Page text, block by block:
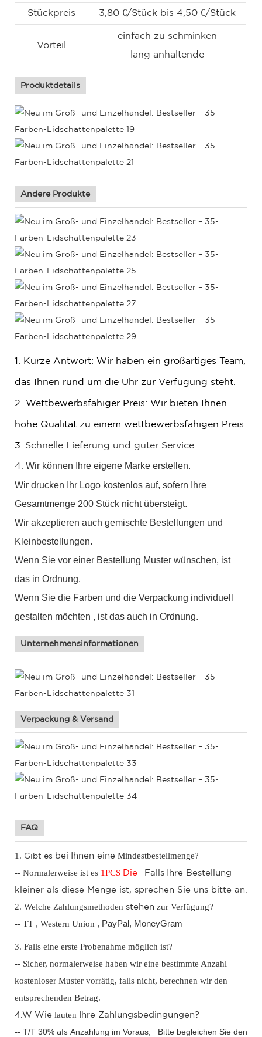
Stückpreis 3,80 €/Stück bis 4,50 €/Stück
Vorteil
einfach zu schminken
lang anhaltende
Produktdetails
Andere Produkte
1. Kurze Antwort: Wir haben ein großartiges Team,
das Ihnen rund um die Uhr zur Verfügung steht.
2. Wettbewerbsfähiger Preis: Wir bieten Ihnen
hohe Qualität zu einem wettbewerbsfähigen Preis.
3. Schnelle Lieferung und guter Service.
4. Wir können Ihre eigene Marke erstellen.
Wir drucken Ihr Logo kostenlos auf, sofern Ihre
Gesamtmenge 200 Stück nicht übersteigt.
Wir akzeptieren auch gemischte Bestellungen und
Kleinbestellungen.
Wenn Sie vor einer Bestellung Muster wünschen, ist
das in Ordnung.
Wenn Sie die Farben und die Verpackung individuell
gestalten möchten , ist das auch in Ordnung.
Unternehmensinformationen
Verpackung & Versand
FAQ
1. Gibt es bei Ihnen eine Mindestbestellmenge?
-- Normalerweise ist es 1PCS Die Falls Ihre Bestellung
kleiner als diese Menge ist, sprechen Sie uns bitte an.
2. Welche Zahlungsmethoden stehen zur Verfügung?
-- TT , Western Union , PayPal, MoneyGram
3. Falls eine erste Probenahme möglich ist?
-- Sicher, normalerweise haben wir eine bestimmte Anzahl
kostenloser Muster vorrätig, falls nicht, berechnen wir den
entsprechenden Betrag.
4.W Wie lauten Ihre Zahlungsbedingungen?
-- T/T 30% als Anzahlung im Voraus,
Bitte begleichen Sie den